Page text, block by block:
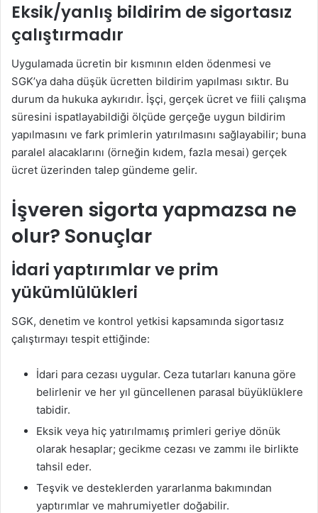
Eksik/yanlış bildirim de sigortasız
çalıştırmadır
Uygulamada ücretin bir kısmının elden ödenmesi ve
SGK’ya daha düşük ücretten bildirim yapılması sıktır. Bu
durum da hukuka aykırıdır. İşçi, gerçek ücret ve fiili çalışma
süresini ispatlayabildiği ölçüde gerçeğe uygun bildirim
yapılmasını ve fark primlerin yatırılmasını sağlayabilir; buna
paralel alacaklarını (örneğin kıdem, fazla mesai) gerçek
ücret üzerinden talep gündeme gelir.
İşveren sigorta yapmazsa ne
olur? Sonuçlar
İdari yaptırımlar ve prim
yükümlülükleri
SGK, denetim ve kontrol yetkisi kapsamında sigortasız
çalıştırmayı tespit ettiğinde:
İdari para cezası uygular. Ceza tutarları kanuna göre
belirlenir ve her yıl güncellenen parasal büyüklüklere
tabidir.
Eksik veya hiç yatırılmamış primleri geriye dönük
olarak hesaplar; gecikme cezası ve zammı ile birlikte
tahsil eder.
Teşvik ve desteklerden yararlanma bakımından
yaptırımlar ve mahrumiyetler doğabilir.